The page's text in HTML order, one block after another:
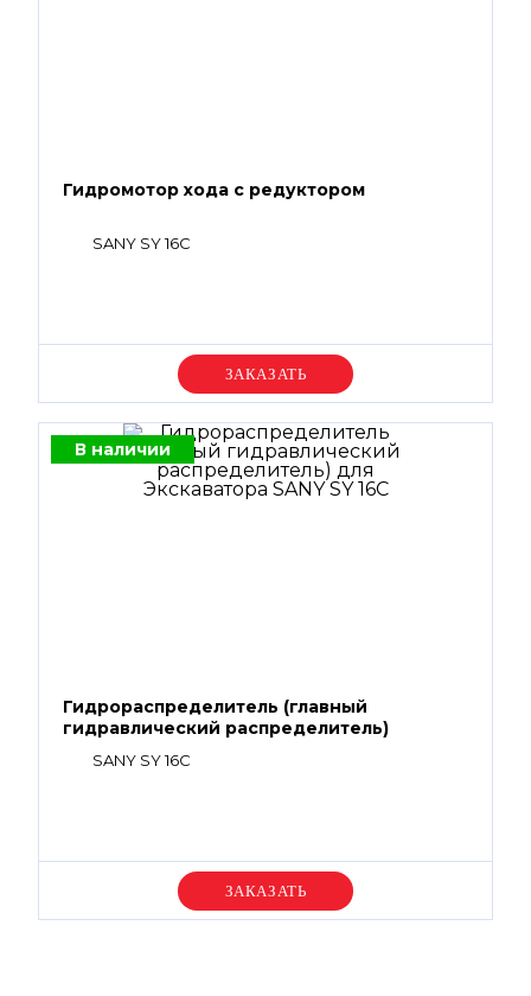
Гидромотор хода с редуктором
SANY SY 16C
Уточняйте цену
В наличии
Гидрораспределитель (главный
гидравлический распределитель)
SANY SY 16C
Уточняйте цену